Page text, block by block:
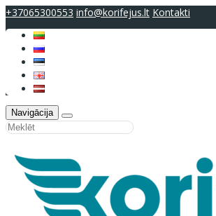
+37065300553 info@korifejus.lt Kontakti
Navigācija